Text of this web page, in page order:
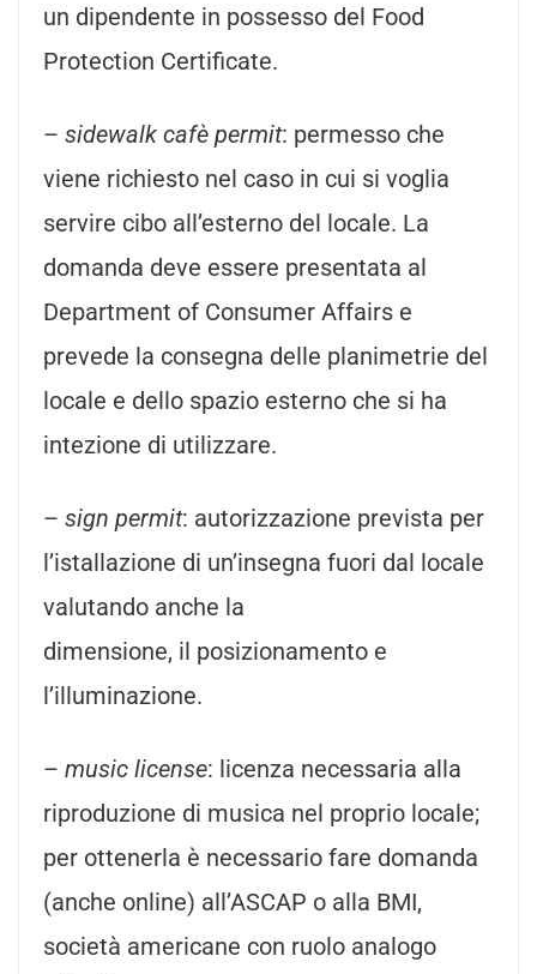
un dipendente in possesso del Food
Protection Certificate.
– sidewalk cafè permit: permesso che
viene richiesto nel caso in cui si voglia
servire cibo all’esterno del locale. La
domanda deve essere presentata al
Department of Consumer Affairs e
prevede la consegna delle planimetrie del
locale e dello spazio esterno che si ha
intezione di utilizzare.
– sign permit: autorizzazione prevista per
l’istallazione di un’insegna fuori dal locale
valutando anche la
dimensione, il posizionamento e
l’illuminazione.
– music license: licenza necessaria alla
riproduzione di musica nel proprio locale;
per ottenerla è necessario fare domanda
(anche online) all’ASCAP o alla BMI,
società americane con ruolo analogo